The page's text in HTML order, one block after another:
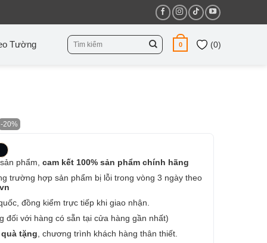
Tường
Tìm
kiếm:
0 (0)
-20%
phẩm, cam kết 100% sản phẩm chính hãng
trường hợp sản phẩm bị lỗi trong vòng 3 ngày theo
đồng kiểm trực tiếp khi giao nhận.
đối với hàng có sẵn tại cửa hàng gần nhất)
tặng , chương trình khách hàng thân thiết.